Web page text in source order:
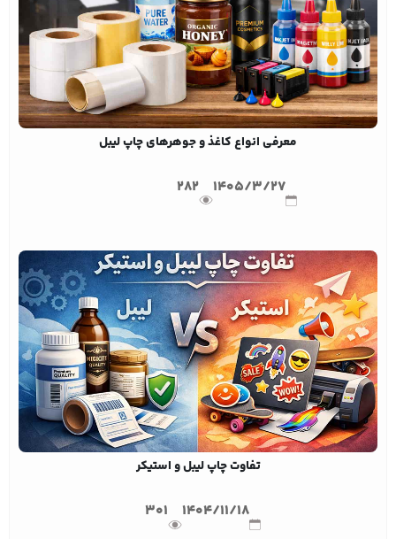
معرفی انواع کاغذ و جوهرهای چاپ لیبل
1405/3/27
282
تفاوت چاپ لیبل و استیکر
1404/11/18
301